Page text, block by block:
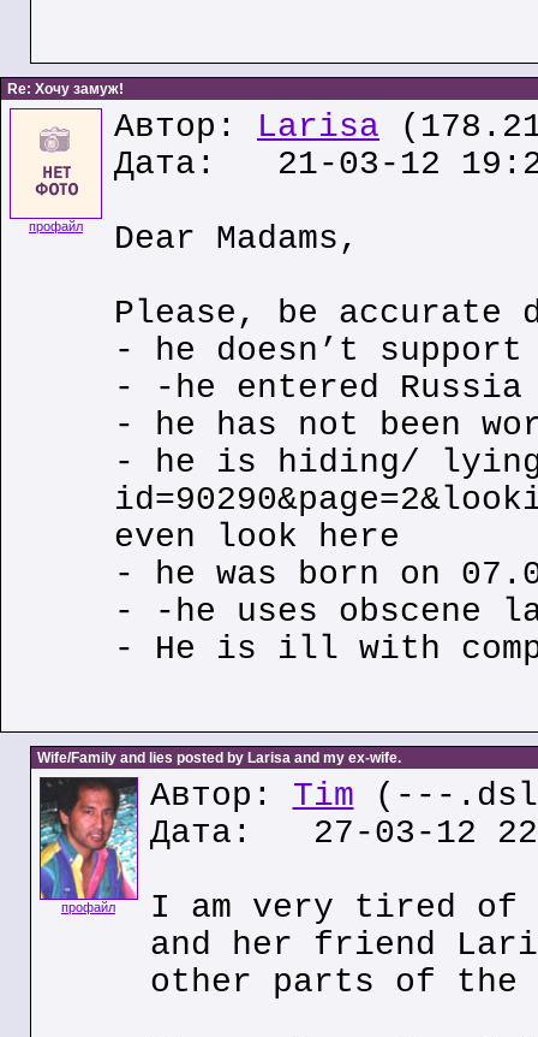
Re: Хочу замуж!
профайл
Автор: Larisa
Дата: 21-03-12
Dear Madams,
Please, be accurate
- he doesn’t
- -he entered
- he has not been
- he is hiding/ lying
even look here
- he was born on
- -he uses obscene
- He is ill with
Wife/Family and lies posted by Larisa and my ex-wife.
профайл
Автор: Tim (---
Дата: 27-03-12
I am very tired of
and her friend
other parts of the